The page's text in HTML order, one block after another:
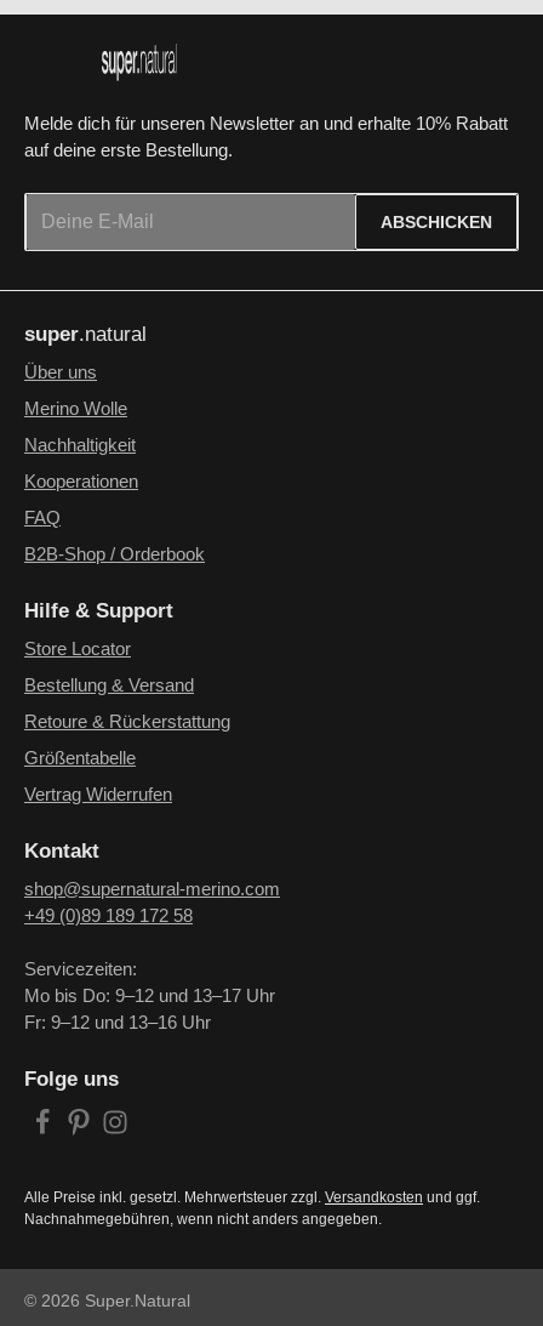
Melde dich für unseren Newsletter an und erhalte 10% Rabatt
auf deine erste Bestellung.
ABSCHICKEN
genommen und die
einverstanden.
Die mit einem Stern (*) markierten Felder sind Pflichtfelder.
Folge uns
Alle Preise inkl. gesetzl. Mehrwertsteuer zzgl. Versandkosten und ggf.
Nachnahmegebühren, wenn nicht anders angegeben.
super.natural
Über uns
Merino Wolle
Nachhaltigkeit
Kooperationen
FAQ
B2B-Shop / Orderbook
Hilfe & Support
Store Locator
Bestellung & Versand
Retoure & Rückerstattung
Größentabelle
Vertrag Widerrufen
Kontakt
shop@supernatural-merino.com
+49 (0)89 189 172 58
Servicezeiten:
Mo bis Do: 9–12 und 13–17 Uhr
Fr: 9–12 und 13–16 Uhr
© 2026 Super.Natural